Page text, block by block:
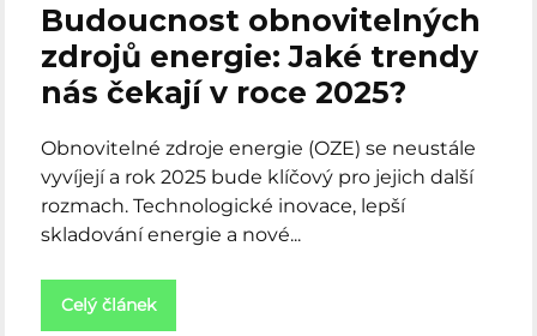
Budoucnost obnovitelných
zdrojů energie: Jaké trendy
nás čekají v roce 2025?
Obnovitelné zdroje energie (OZE) se neustále
vyvíjejí a rok 2025 bude klíčový pro jejich další
rozmach. Technologické inovace, lepší
skladování energie a nové...
Celý článek